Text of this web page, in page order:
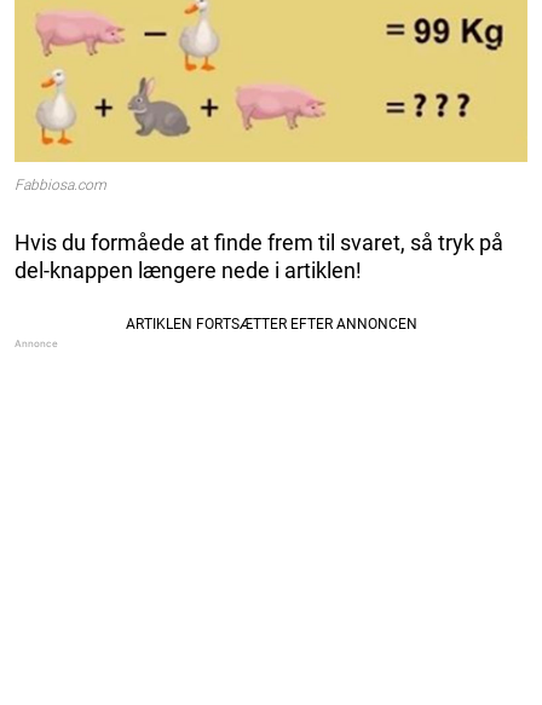
Fabbiosa.com
Hvis du formåede at finde frem til svaret, så tryk på
del-knappen længere nede i artiklen!